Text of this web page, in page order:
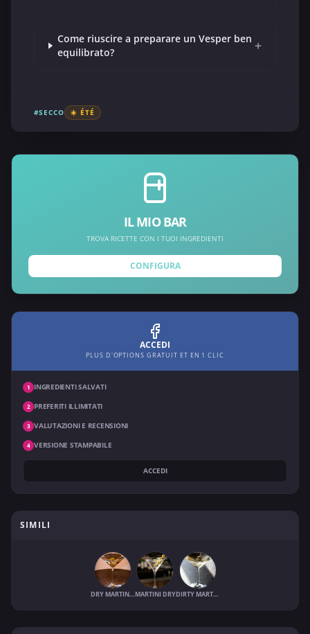
Come riuscire a preparare un Vesper ben
equilibrato?
+
#SECCO ☀️ ÉTÉ
IL MIO BAR
TROVA RICETTE CON I TUOI INGREDIENTI
CONFIGURA
ACCEDI
PLUS D'OPTIONS GRATUIT ET EN 1 CLIC
1 INGREDIENTI SALVATI
2 PREFERITI ILLIMITATI
3 VALUTAZIONI E RECENSIONI
4 VERSIONE STAMPABILE
ACCEDI
SIMILI
DRY MARTINI OU MARTINI GINMARTINI DRY DIRTY MARTINI